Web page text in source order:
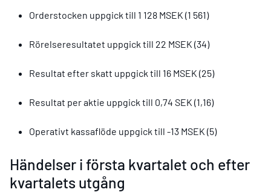
Orderstocken uppgick till 1 128 MSEK (1 561)
Rörelseresultatet uppgick till 22 MSEK (34)
Resultat efter skatt uppgick till 16 MSEK (25)
Resultat per aktie uppgick till 0,74 SEK (1,16)
Operativt kassaflöde uppgick till -13 MSEK (5)
Händelser i första kvartalet och efter
kvartalets utgång